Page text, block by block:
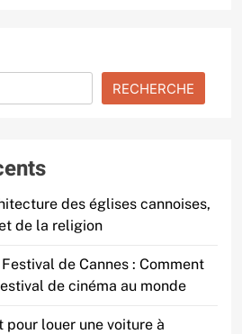
RECHERCHE
des églises cannoises,
de la religion
de Cannes : Comment
de cinéma au monde
pour louer une voiture à